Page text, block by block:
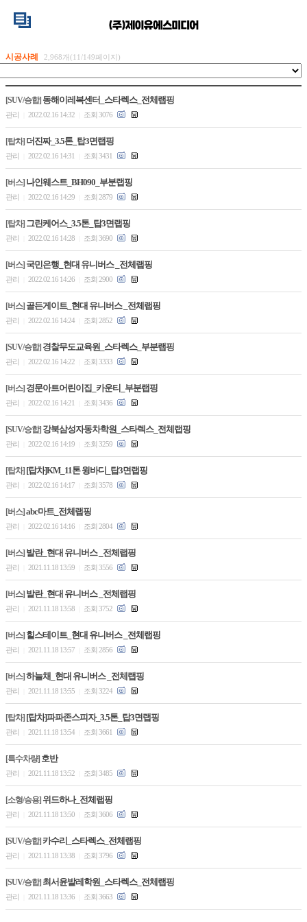
시공사례 2,968개(11/149페이지)
[SUV/승합] 동해이레복센터_스타렉스_전체랩핑
관리 2022.02.16 14:32 조회 3076
[탑차] 더진짜_3.5톤_탑3면랩핑
관리 2022.02.16 14:31 조회 3431
[버스] 나인웨스트_BH090_부분랩핑
관리 2022.02.16 14:29 조회 2879
[탑차] 그린케어스_3.5톤_탑3면랩핑
관리 2022.02.16 14:28 조회 3690
[버스] 국민은행_현대 유니버스 _전체랩핑
관리 2022.02.16 14:26 조회 2900
[버스] 골든게이트_현대 유니버스 _전체랩핑
관리 2022.02.16 14:24 조회 2852
[SUV/승합] 경찰무도교육원_스타렉스_부분랩핑
관리 2022.02.16 14:22 조회 3333
[버스] 경문아트어린이집_카운티_부분랩핑
관리 2022.02.16 14:21 조회 3436
[SUV/승합] 강북삼성자동차학원_스타렉스_전체랩핑
관리 2022.02.16 14:19 조회 3259
[탑차] [탑차]KM_11톤 윙바디_탑3면랩핑
관리 2022.02.16 14:17 조회 3578
[버스] abc마트_전체랩핑
관리 2022.02.16 14:16 조회 2804
[버스] 발란_현대 유니버스 _전체랩핑
관리 2021.11.18 13:59 조회 3556
[버스] 발란_현대 유니버스 _전체랩핑
관리 2021.11.18 13:58 조회 3752
[버스] 힐스테이트_현대 유니버스 _전체랩핑
관리 2021.11.18 13:57 조회 2856
[버스] 하늘채_현대 유니버스 _전체랩핑
관리 2021.11.18 13:55 조회 3224
[탑차] [탑차]파파존스피자_3.5톤_탑3면랩핑
관리 2021.11.18 13:54 조회 3661
[특수차량] 호반
관리 2021.11.18 13:52 조회 3485
[소형/승용] 위드하나_전체랩핑
관리 2021.11.18 13:50 조회 3606
[SUV/승합] 카수리_스타렉스_전체랩핑
관리 2021.11.18 13:38 조회 3796
[SUV/승합] 최서윤발레학원_스타렉스_전체랩핑
관리 2021.11.18 13:36 조회 3663